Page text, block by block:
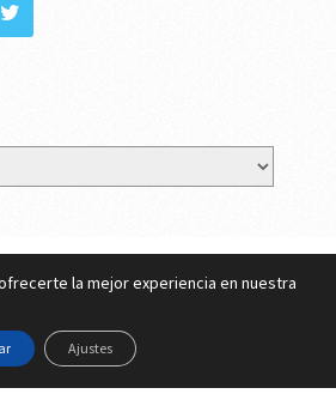
Copyright © 2026.
y Privacidad
Cookies
la mejor experiencia en nuestra
Ajustes